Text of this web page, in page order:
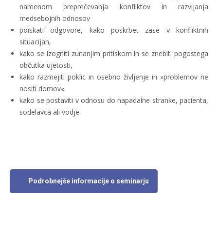
namenom preprečevanja konfliktov in razvijanja
medsebojnih odnosov
poiskati odgovore, kako poskrbet zase v konfliktnih
situacijah,
kako se izogniti zunanjim pritiskom in se znebiti pogostega
občutka ujetosti,
kako razmejiti poklic in osebno življenje in »problemov ne
nositi domov«
kako se postaviti v odnosu do napadalne stranke, pacienta,
sodelavca ali vodje.
Podrobnejše informacije o seminarju